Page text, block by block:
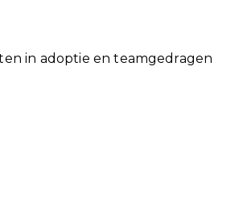
in adoptie en teamgedragen